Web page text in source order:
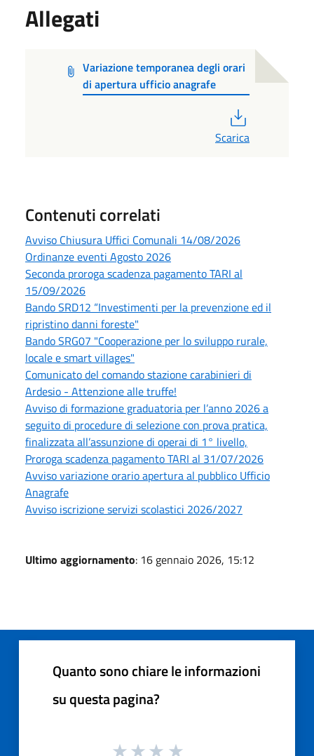
Allegati
Variazione temporanea degli orari
di apertura ufficio anagrafe
Scarica
Contenuti correlati
Avviso Chiusura Uffici Comunali 14/08/2026
Ordinanze eventi Agosto 2026
Seconda proroga scadenza pagamento TARI al
15/09/2026
Bando SRD12 “Investimenti per la prevenzione ed il
ripristino danni foreste"
Bando SRG07 "Cooperazione per lo sviluppo rurale,
locale e smart villages"
Comunicato del comando stazione carabinieri di
Ardesio - Attenzione alle truffe!
Avviso di formazione graduatoria per l’anno 2026 a
seguito di procedure di selezione con prova pratica,
finalizzata all’assunzione di operai di 1° livello,
Proroga scadenza pagamento TARI al 31/07/2026
Avviso variazione orario apertura al pubblico Ufficio
Anagrafe
Avviso iscrizione servizi scolastici 2026/2027
Ultimo aggiornamento: 16 gennaio 2026, 15:12
Quanto sono chiare le informazioni
su questa pagina?